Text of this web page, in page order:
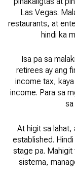
Las Vegas.
restaurants, at
hindi ka
Isa pa sa
retirees ay ang
income tax,
income. Para sa
sa
At higit sa lahat,
established.
stage pa. Mahigit
sistema,